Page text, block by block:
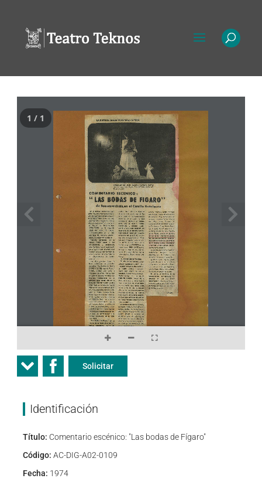
1 / 1
Solicitar
Identificación
Título: Comentario escénico: "Las bodas de Fígaro"
Código: AC-DIG-A02-0109
Fecha: 1974